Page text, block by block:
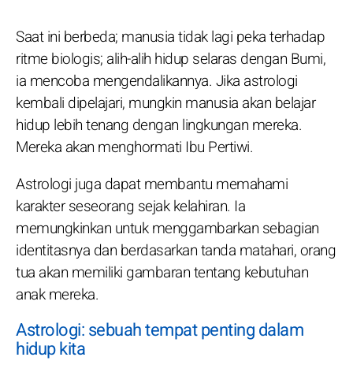
Saat ini berbeda; manusia tidak lagi peka terhadap
ritme biologis; alih-alih hidup selaras dengan Bumi,
ia mencoba mengendalikannya. Jika astrologi
kembali dipelajari, mungkin manusia akan belajar
hidup lebih tenang dengan lingkungan mereka.
Mereka akan menghormati Ibu Pertiwi.
Astrologi juga dapat membantu memahami
karakter seseorang sejak kelahiran. Ia
memungkinkan untuk menggambarkan sebagian
identitasnya dan berdasarkan tanda matahari, orang
tua akan memiliki gambaran tentang kebutuhan
anak mereka.
Astrologi: sebuah tempat penting dalam
hidup kita